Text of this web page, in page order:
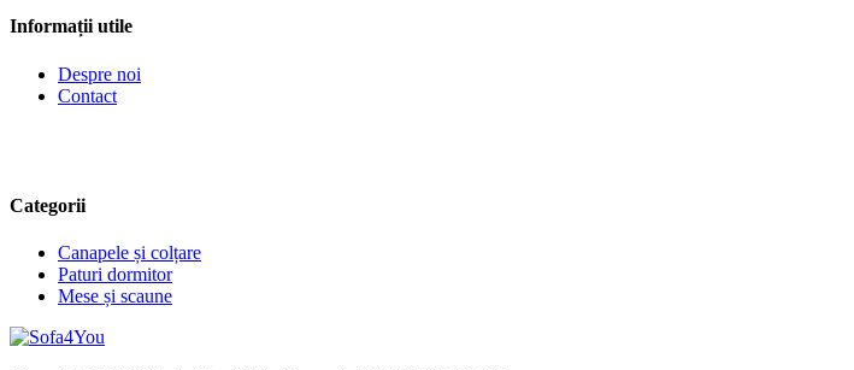
Informații utile
Despre noi
Contact
Categorii
Canapele și colțare
Paturi dormitor
Mese și scaune